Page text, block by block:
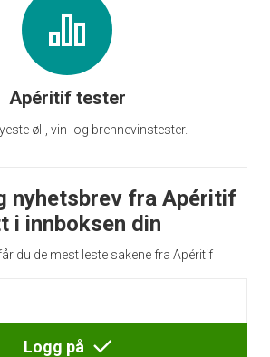
Apéritif tester
øl-, vin- og brennevinstester.
nyhetsbrev fra Apéritif
i innboksen din
du de mest leste sakene fra Apéritif
Logg på